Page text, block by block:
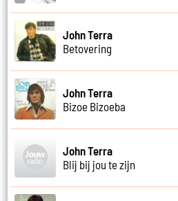
John Terra
Betovering
John Terra
Bizoe Bizoeba
John Terra
Blij bij jou te zijn